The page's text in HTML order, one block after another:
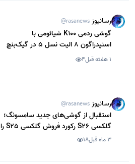
رسانیوز @rasanews
گوشی ردمی K100 شیائومی با
اسنپدراگون 8 الیت نسل 5 در گیک‌بنچ
رویت شد1 هفته قبل 4
رسانیوز @rasanews
استقبال از گوشی‌های جدید سامسونگ؛
گلکسی S26 رکورد فروش گلکسی S25 را
شکست
3 ماه قبل 18